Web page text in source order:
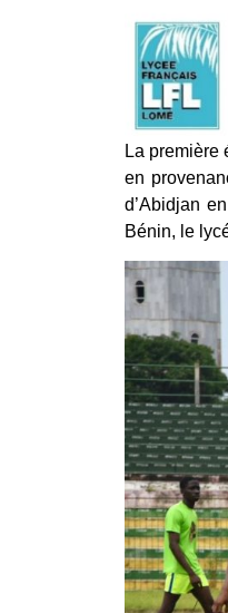
La première
en
d’Abidjan
Bénin, le